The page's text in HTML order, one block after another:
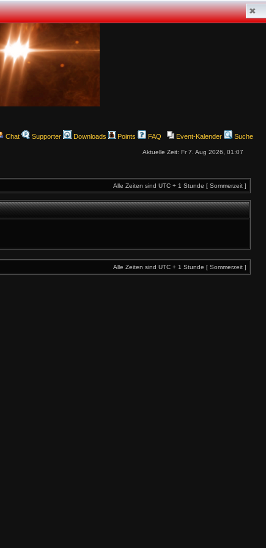
✖
Chat Supporter Downloads Points FAQ Event-Kalender Suche
Aktuelle Zeit: Fr 7. Aug 2026, 01:07
Alle Zeiten sind UTC + 1 Stunde [ Sommerzeit ]
Alle Zeiten sind UTC + 1 Stunde [ Sommerzeit ]